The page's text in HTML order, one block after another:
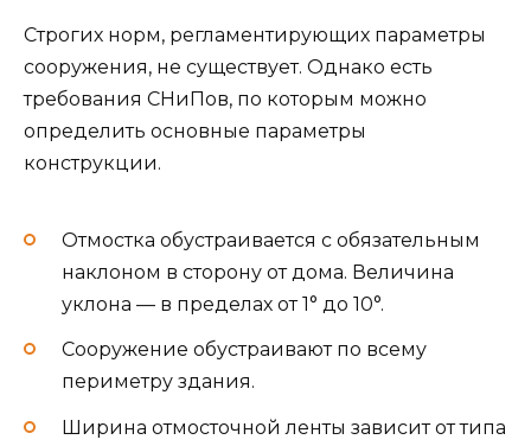
Строгих норм, регламентирующих параметры
сооружения, не существует. Однако есть
требования СНиПов, по которым можно
определить основные параметры
конструкции.
Отмостка обустраивается с обязательным
наклоном в сторону от дома. Величина
уклона — в пределах от 1° до 10°.
Сооружение обустраивают по всему
периметру здания.
Ширина отмосточной ленты зависит от типа